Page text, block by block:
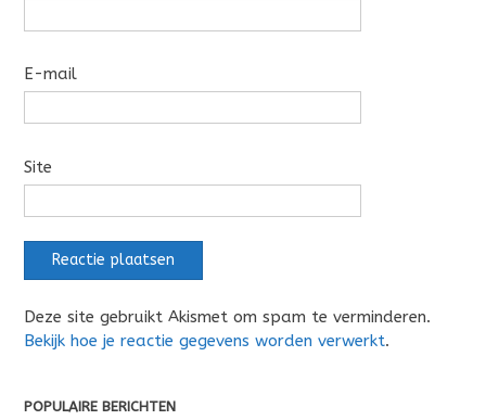
E-mail
Site
Deze site gebruikt Akismet om spam te verminderen.
Bekijk hoe je reactie gegevens worden verwerkt.
POPULAIRE BERICHTEN